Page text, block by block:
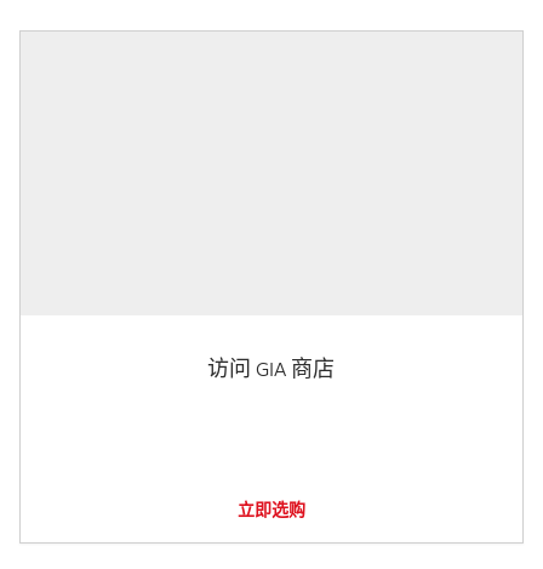
访问 GIA 商店
立即选购